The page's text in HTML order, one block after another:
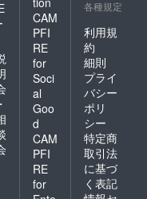
は、決
第ホー
ムペー
ジにて
告知を
させて
いただ
きま
す。
・ イ
ベント
券の有
効期限
はござ
用可能
交通費
や滞在
費は自
己負担
となり
ます。
・ オ
ンライ
ンによ
る参加
の可否
につい
ては、
・ 今
ベント
券は、
当団体
主催イ
ベント
につい
てはす
べて適
用可と
なって
いま
す。
・ イ
まって
んが、
昨年度
はで大
人向け5
度・こ
ども向
け10回
の実績
があり
ます。
決まり
につい
愛媛県
内が中
心とな
りま
す。松
山市が
中心と
なりま
すが、
開催時
期や内
容に
よって
教育・
子ども
の権利
などを
テーマ
とした
講演や
フォー
ラム形
式の
ワーク
ショッ
プ講座
となり
・
CAM
PFI
RE
for
Soci
al
Goo
d
CAM
PFI
RE
for
各種規定
利用規
約
細則
プライ
バシー
ポリ
シー
特定商
取引法
に基づ
く表記